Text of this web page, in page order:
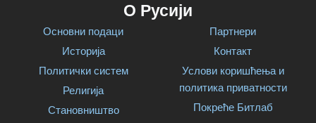
О Русији
Основни подаци
Историја
Политички систем
Религија
Становништво
Партнери
Контакт
Услови коришћења и
политика приватности
Покреће Битлаб